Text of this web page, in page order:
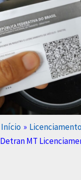
Início
Detran MT